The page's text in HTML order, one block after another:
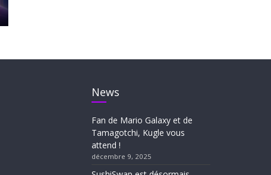
News
Fan de Mario Galaxy et de
Tamagotchi, Kugle vous
attend !
décembre 9, 2025